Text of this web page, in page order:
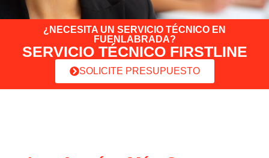
¿NECESITA UN SERVICIO TÉCNICO EN
FUENLABRADA?
SERVICIO TÉCNICO FIRSTLINE
SOLICITE PRESUPUESTO